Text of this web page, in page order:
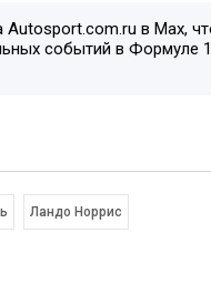
Autosport.com.ru в Max,
событий в Формуле
Ландо Норрис